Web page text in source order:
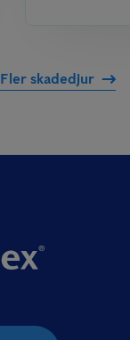
Fler skadedjur